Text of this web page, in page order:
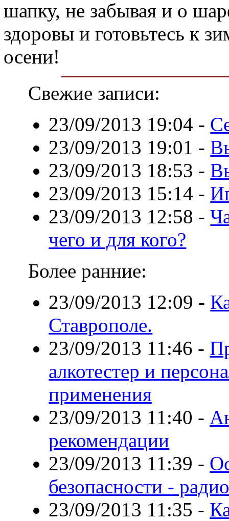
шапку, не забывая и о
здоровы и готовьтесь к
осени!
Свежие записи:
23/09/2013 19:04 -
23/09/2013 19:01 -
23/09/2013 18:53 -
23/09/2013 15:14 -
23/09/2013 12:58 -
чего и для кого?
Более ранние:
23/09/2013 12:09 -
Ставрополе.
23/09/2013 11:46 -
алкотестер и
применения
23/09/2013 11:40 -
рекомендации
23/09/2013 11:39 -
безопасности -
23/09/2013 11:35 -